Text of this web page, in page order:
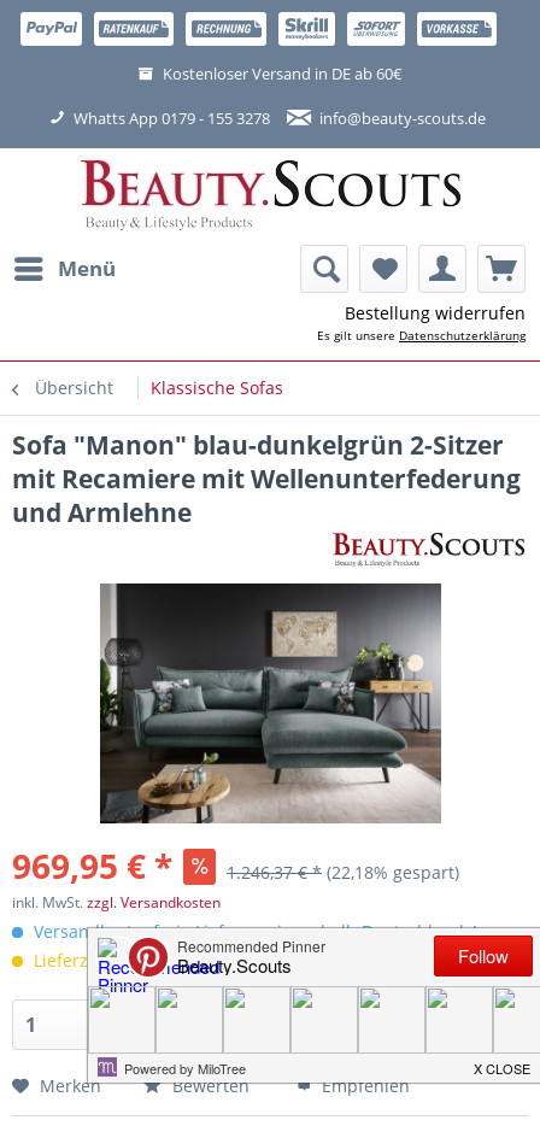
Kostenloser Versand in DE ab 60€
Whatts App 0179 - 155 3278 info@beauty-scouts.de
Menü
Bestellung widerrufen
Es gilt unsere Datenschutzerklärung
Übersicht Klassische Sofas
Sofa "Manon" blau-dunkelgrün 2-Sitzer
mit Recamiere mit Wellenunterfederung
und Armlehne
969,95 € * 1.246,37 € * (22,18% gespart)
inkl. MwSt.zzgl. Versandkosten
Versandkostenfreie Lieferung innerhalb Deutschlands!
Lieferzeit 30 Werktage
Merken Bewerten Empfehlen